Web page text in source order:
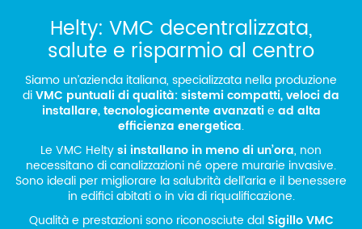
Helty: VMC decentralizzata,
salute e risparmio al centro
Siamo un’azienda italiana, specializzata nella produzione
diVMC puntuali di qualità: sistemi compatti, veloci da
installare, tecnologicamente avanzatie ad alta
efficienza energetica.
Le VMC Heltysi installano in meno di un’ora, non
necessitano di canalizzazioni né opere murarie invasive.
Sono ideali per migliorare la salubrità dell’aria e il benessere
in edifici abitati o in via di riqualificazione.
Qualità e prestazioni sono riconosciute dal Sigillo VMC